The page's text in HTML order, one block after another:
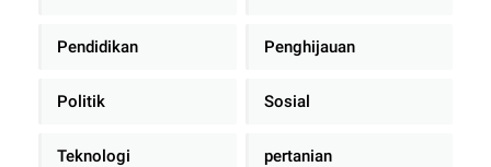
Pendidikan Penghijauan
Politik Sosial
Teknologi pertanian